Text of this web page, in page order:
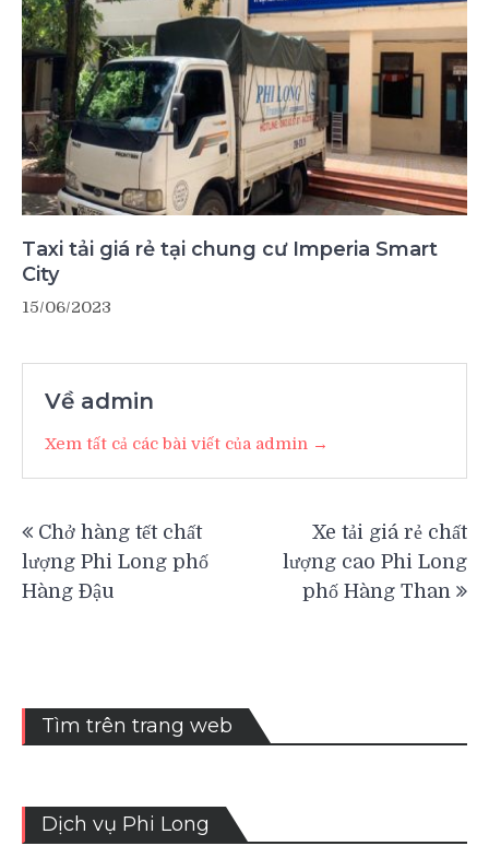
Taxi tải giá rẻ tại chung cư Imperia Smart
City
15/06/2023
Về admin
Xem tất cả các bài viết của admin →
hướng
bài
Chở hàng tết chất
lượng Phi Long phố
Hàng Đậu
Xe tải giá rẻ chất
lượng cao Phi Long
phố Hàng Than
Tìm trên trang web
Dịch vụ Phi Long